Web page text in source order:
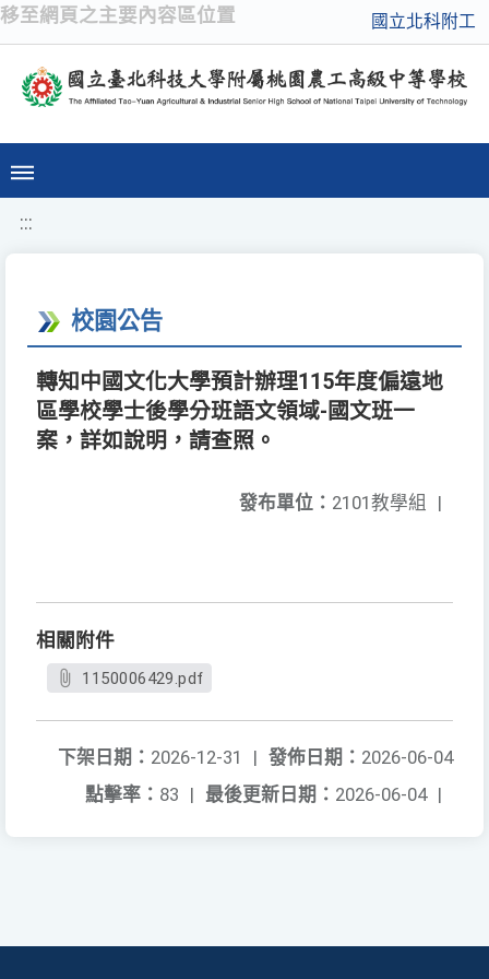
移至網頁之主要內容區位置 國立北科附工
:::
校園公告
轉知中國文化大學預計辦理115年度偏遠地
區學校學士後學分班語文領域-國文班一
案，詳如說明，請查照。
發布單位： 2101教學組 |
相關附件
1150006429.pdf
發佈日期： 2026-06-04
下架日期： 2026-12-31
|
最後更新日期： 2026-06-04 |
點擊率： 83 |